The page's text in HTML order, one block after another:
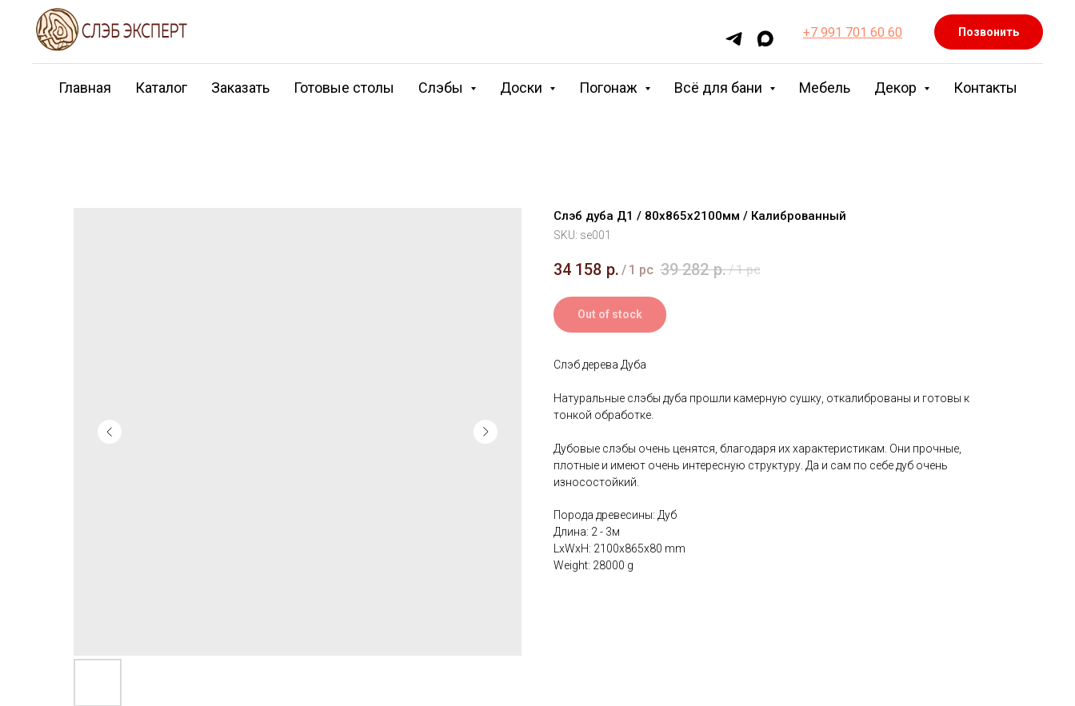
+7 991 701 60 60 Позвонить
Главная Каталог Заказать Готовые столы Слэбы Доски Погонаж Всё для бани Мебель Декор Контакты
Слэб дуба Д1 / 80х865х2100мм / Калиброванный
SKU: se001
34 158 р. / 1 pc 39 282 р./1 pc
Out of stock
Слэб дерева Дуба
Натуральные слэбы дуба прошли камерную сушку, откалиброваны и готовы к
тонкой обработке.
Дубовые слэбы очень ценятся, благодаря их характеристикам. Они прочные,
плотные и имеют очень интересную структуру. Да и сам по себе дуб очень
износостойкий.
Порода древесины: Дуб
Длина: 2 - 3м
LxWxH: 2100x865x80 mm
Weight: 28000 g